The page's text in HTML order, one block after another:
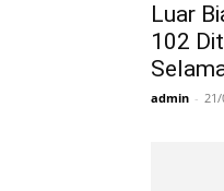
Luar
102
admin - 21/